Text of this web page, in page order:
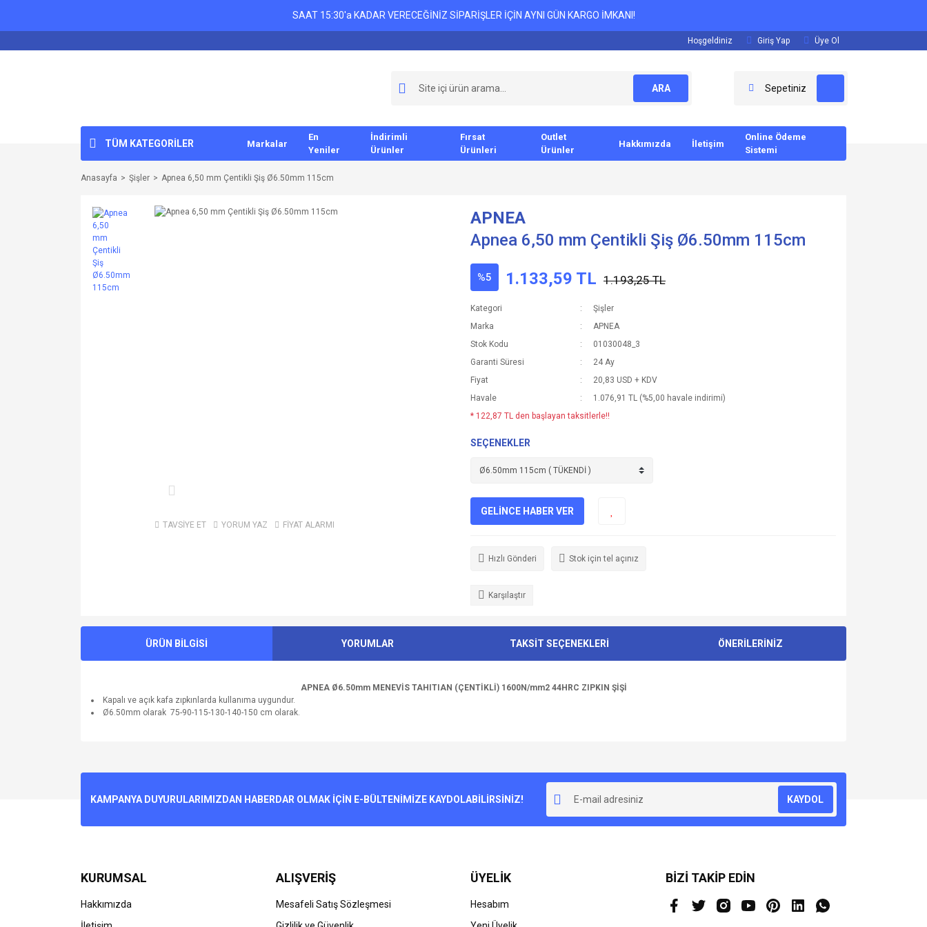
SAAT 15:30'a KADAR VERECEĞİNİZ SİPARİŞLER İÇİN AYNI GÜN KARGO İMKANI!
Hoşgeldiniz Giriş Yap Üye Ol
ARA Sepetiniz
TÜM KATEGORİLER Markalar
En
Yeniler
İndirimli
Ürünler
Fırsat
Ürünleri
Outlet
Ürünler
Hakkımızda İletişim
Online Ödeme
Sistemi
Anasayfa Şişler Apnea 6,50 mm Çentikli Şiş Ø6.50mm 115cm
TAVSİYE ET YORUM YAZ FİYAT ALARMI
APNEA
Apnea 6,50 mm Çentikli Şiş Ø6.50mm 115cm
%5 1.133,59 TL 1.193,25 TL
Kategori
Şişler
Marka
APNEA
Stok Kodu
01030048_3
Garanti Süresi
24 Ay
Fiyat
20,83 USD + KDV
Havale
1.076,91 TL (%5,00 havale indirimi)
* 122,87 TL den başlayan taksitlerle!!
SEÇENEKLER
GELİNCE HABER VER
Hızlı Gönderi Stok için tel açınız
Karşılaştır
ÜRÜN BİLGİSİ YORUMLAR TAKSİT SEÇENEKLERİ ÖNERİLERİNİZ
APNEA Ø6.50mm MENEVİS TAHITIAN (ÇENTİKLİ) 1600N/mm2 44HRC ZIPKIN ŞİŞİ
Kapalı ve açık kafa zıpkınlarda kullanıma uygundur.
Ø6.50mm olarak 75-90-115-130-140-150 cm olarak.
Ürün resmi kalitesiz, bozuk veya görüntülenemiyor.
Bu ürüne benzer farklı alternatifler olmalı.
KAMPANYA DUYURULARIMIZDAN HABERDAR OLMAK İÇİN E-BÜLTENİMİZE KAYDOLABİLİRSİNİZ! KAYDOL
KURUMSAL
Hakkımızda
ALIŞVERİŞ
Mesafeli Satış Sözleşmesi
ÜYELİK
Hesabım
BİZİ TAKİP EDİN